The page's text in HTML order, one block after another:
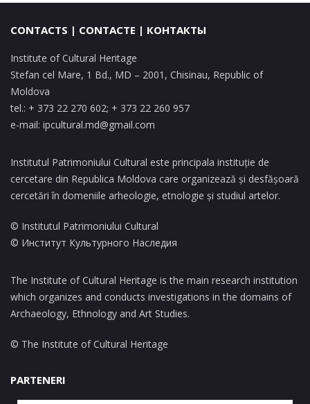
CONTACTS | CONTACTE | КОНТАКТЫ
Institute of Cultural Heritage
Stefan cel Mare, 1 Bd., MD – 2001, Chisinau, Republic of
Moldova
tel.: + 373 22 270 602; + 373 22 260 957
e-mail: ipcultural.md@gmail.com
Institutul Patrimoniului Cultural este principala instituție de
cercetare din Republica Moldova care organizează și desfășoară
cercetări în domeniile arheologie, etnologie și studiul artelor.
© Institutul Patrimoniului Cultural
© Институт Культурного Наследия
The Institute of Cultural Heritage is the main research institution
which organizes and conducts investigations in the domains of
Archaeology, Ethnology and Art Studies.
© The Institute of Cultural Heritage
PARTENERI